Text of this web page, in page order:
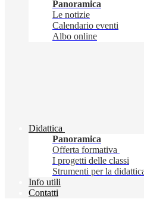
Panoramica
Le notizie
Calendario eventi
Albo online
Didattica
Panoramica
Offerta formativa
I progetti delle classi
Strumenti per la
Info utili
Contatti